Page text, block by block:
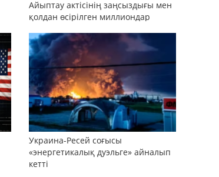
Айыптау актісінің заңсыздығы мен
қолдан өсірілген миллиондар
Украина-Ресей соғысы
«энергетикалық дуэльге» айналып
кетті